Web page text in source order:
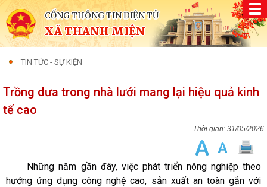
CỔNG THÔNG TIN ĐIỆN TỬ
XÃ THANH MIỆN
TIN TỨC - SỰ KIỆN
Trồng dưa trong nhà lưới mang lại hiệu quả kinh
tế cao
31/05/2026
Những năm gần đây, việc phát triển nông nghiệp theo
hướng ứng dụng công nghệ cao, sản xuất an toàn gắn với